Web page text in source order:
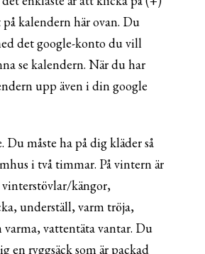
kalendern här ovan. Du
det google-konto du vill
se kalendern. När du har
upp även i din google
Du måste ha på dig kläder så
i två timmar. På vintern är
kängor,
underställ, varm tröja,
varma, vattentäta vantar. Du
en ryggsäck som är packad